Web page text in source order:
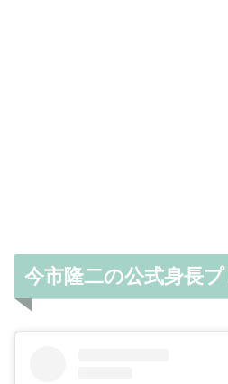
今市隆二の公式身長